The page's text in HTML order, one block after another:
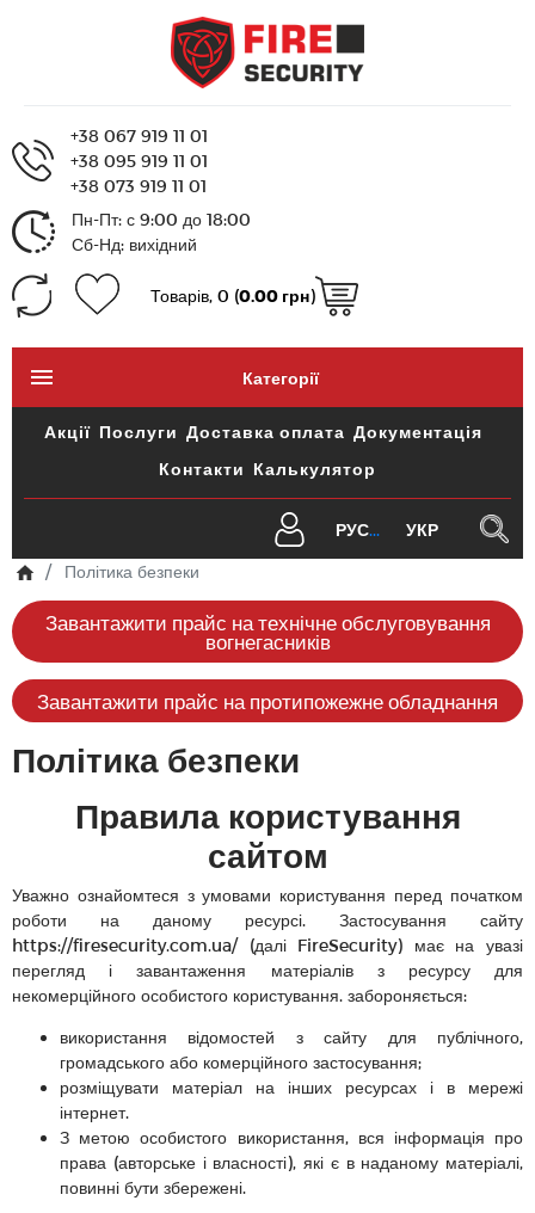
+38 067 919 11 01
+38 095 919 11 01
+38 073 919 11 01
Пн-Пт: с 9:00 до 18:00
Сб-Нд: вихідний
Товарів, 0 (0.00 грн)
Категорії
Акції Послуги Доставка оплата Документація
Контакти Калькулятор
РУС УКР
Політика безпеки
Завантажити прайс на технічне обслуговування
вогнегасників
Завантажити прайс на протипожежне обладнання
Політика безпеки
Правила користування
сайтом
Уважно ознайомтеся з умовами користування перед початком
роботи на даному ресурсі. Застосування сайту
https://firesecurity.com.ua/ (далі FireSecurity) має на увазі
перегляд і завантаження матеріалів з ресурсу для
некомерційного особистого користування. забороняється:
використання відомостей з сайту для публічного,
громадського або комерційного застосування;
розміщувати матеріал на інших ресурсах і в мережі
інтернет.
З метою особистого використання, вся інформація про
права (авторське і власності), які є в наданому матеріалі,
повинні бути збережені.